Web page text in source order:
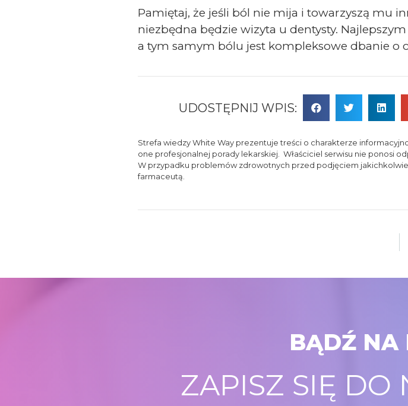
Pamiętaj, że jeśli ból nie mija i towarzyszą mu
niezbędna będzie wizyta u dentysty.
a tym samym bólu jest kompleksowe dbanie o
UDOSTĘPNIJ WPIS:
Strefa wiedzy White Way prezentuje treści o charakterze
one profesjonalnej porady lekarskiej. Właściciel serwisu nie ponosi
W przypadku problemów zdrowotnych przed podjęciem
farmaceutą.
BĄDŹ NA
ZAPISZ SIĘ DO